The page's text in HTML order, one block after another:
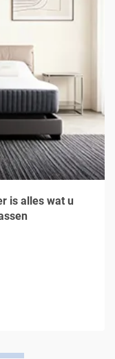
is alles wat u